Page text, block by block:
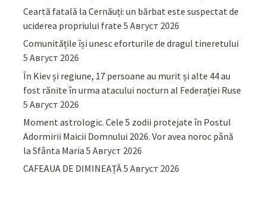
Ceartă fatală la Cernăuți: un bărbat este suspectat de
uciderea propriului frate 5 Август 2026
Comunitățile își unesc eforturile de dragul tineretului
5 Август 2026
În Kiev și regiune, 17 persoane au murit și alte 44 au
fost rănite în urma atacului nocturn al Federației Ruse
5 Август 2026
Moment astrologic. Cele 5 zodii protejate în Postul
Adormirii Maicii Domnului 2026. Vor avea noroc până
la Sfânta Maria 5 Август 2026
CAFEAUA DE DIMINEAȚĂ5 Август 2026